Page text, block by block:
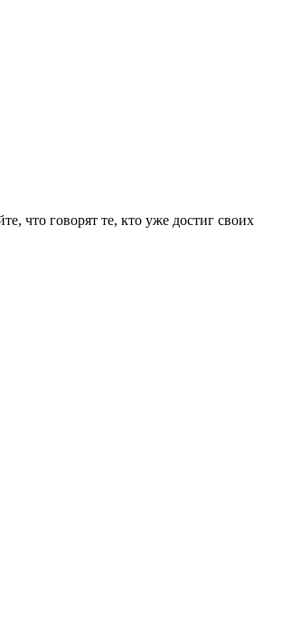
что говорят те, кто уже достиг своих